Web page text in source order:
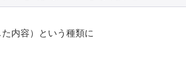
内容）という種類に